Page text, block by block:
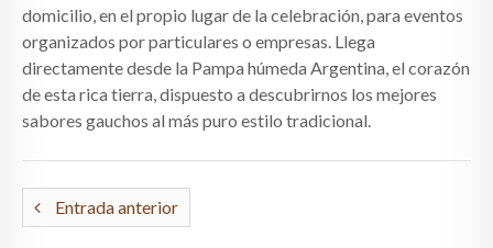
domicilio, en el propio lugar de la celebración, para eventos
organizados por particulares o empresas. Llega
directamente desde la Pampa húmeda Argentina, el corazón
de esta rica tierra, dispuesto a descubrirnos los mejores
sabores gauchos al más puro estilo tradicional.
Entrada anterior